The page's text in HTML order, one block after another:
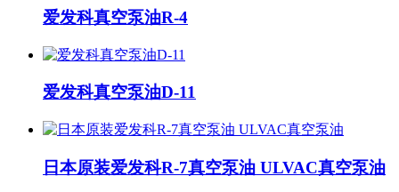
爱发科真空泵油R-4
爱发科真空泵油D-11
日本原装爱发科R-7真空泵油 ULVAC真空泵油